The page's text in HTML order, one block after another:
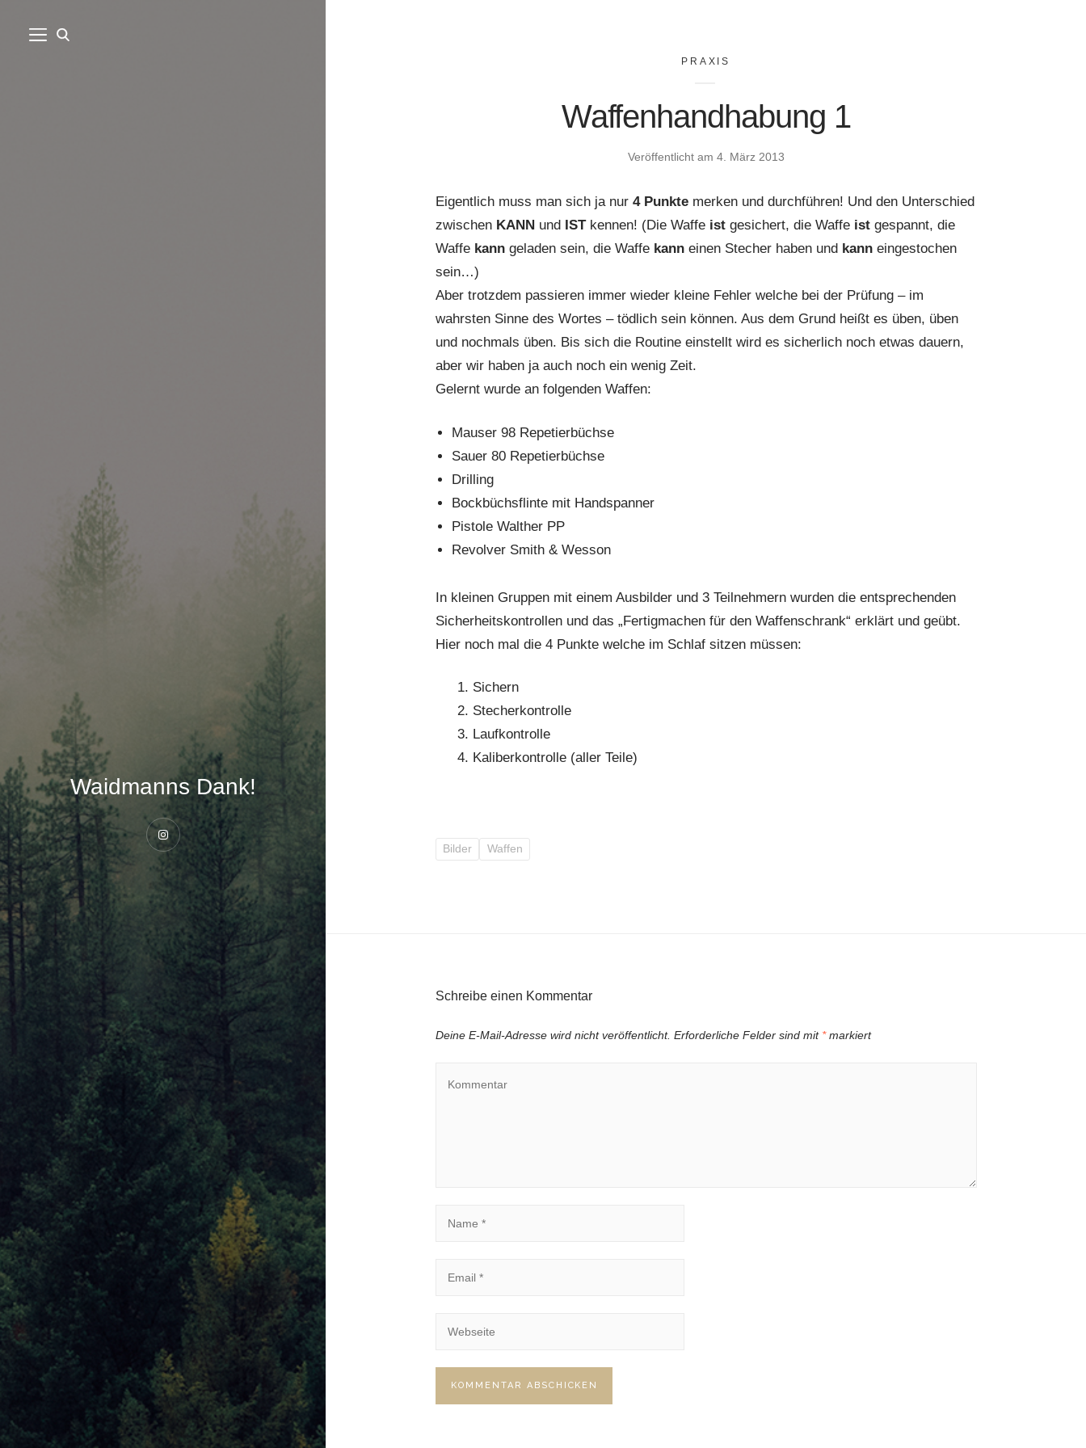
Waidmanns Dank!
Instagram
PRAXIS
Waffenhandhabung 1
Veröffentlicht am 4. März 2013
Eigentlich muss man sich ja nur 4 Punktemerken und durchführen! Und den Unterschied
zwischen KANNund ISTkennen! (Die Waffe istgesichert, die Waffe istgespannt, die
Waffe kanngeladen sein, die Waffe kanneinen Stecher haben und kanneingestochen
sein…)
Aber trotzdem passieren immer wieder kleine Fehler welche bei der Prüfung – im
wahrsten Sinne des Wortes – tödlich sein können. Aus dem Grund heißt es üben, üben
und nochmals üben. Bis sich die Routine einstellt wird es sicherlich noch etwas dauern,
aber wir haben ja auch noch ein wenig Zeit.
Gelernt wurde an folgenden Waffen:
Mauser 98 Repetierbüchse
Sauer 80 Repetierbüchse
Drilling
Bockbüchsflinte mit Handspanner
Pistole Walther PP
Revolver Smith & Wesson
In kleinen Gruppen mit einem Ausbilder und 3 Teilnehmern wurden die entsprechenden
Sicherheitskontrollen und das „Fertigmachen für den Waffenschrank“ erklärt und geübt.
Hier noch mal die 4 Punkte welche im Schlaf sitzen müssen:
Sichern
Stecherkontrolle
Laufkontrolle
Kaliberkontrolle (aller Teile)
Bilder Waffen
Schreibe einen Kommentar
Deine E-Mail-Adresse wird nicht veröffentlicht. Erforderliche Felder sind mit *markiert